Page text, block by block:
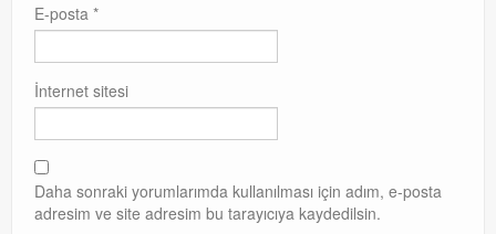
E-posta *
İnternet sitesi
Daha sonraki yorumlarımda kullanılması için adım, e-posta
adresim ve site adresim bu tarayıcıya kaydedilsin.